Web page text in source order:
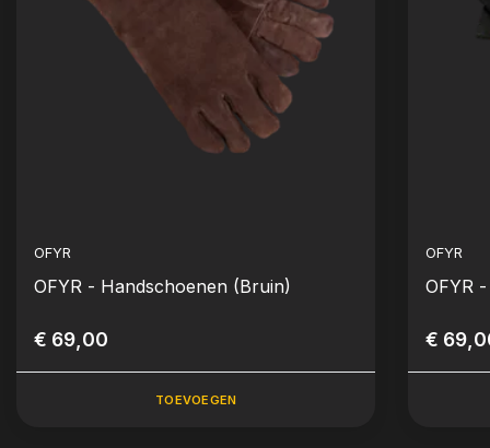
OFYR
OFYR - Handschoenen (Bruin)
€ 69,00
TOEVOEGEN
OFYR
OFYR
€